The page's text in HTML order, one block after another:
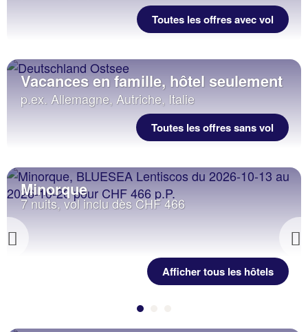
Toutes les offres avec vol
Vacances en famille, hôtel seulement
p.ex. Allemagne, Autriche, Italie
Toutes les offres sans vol
Previous
Minorque
7 nuits, vol inclu dès CHF 466
Afficher tous les hôtels